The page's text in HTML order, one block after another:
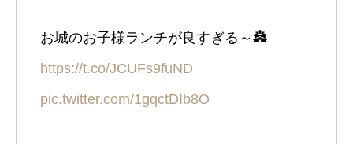
お城のお子様ランチが良すぎる～🏯
https://t.co/JCUFs9fuND
pic.twitter.com/1gqctDIb8O